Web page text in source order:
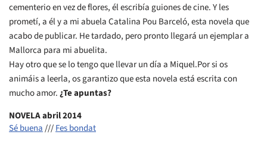
cementerio en vez de flores, él escribía guiones de cine. Y les
prometí, a él y a mi abuela Catalina Pou Barceló, esta novela que
acabo de publicar. He tardado, pero pronto llegará un ejemplar a
Mallorca para mi abuelita.
Hay otro que se lo tengo que llevar un día a Miquel.Por si os
animáis a leerla, os garantizo que esta novela está escrita con
mucho amor.¿Te apuntas?
NOVELA abril 2014
Sé buena///Fes bondat